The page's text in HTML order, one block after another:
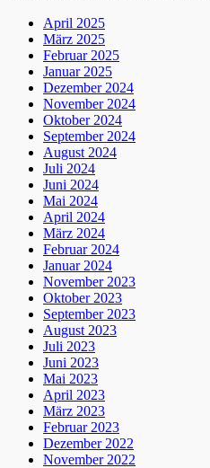
April 2025
März 2025
Februar 2025
Januar 2025
Dezember 2024
November 2024
Oktober 2024
September 2024
August 2024
Juli 2024
Juni 2024
Mai 2024
April 2024
März 2024
Februar 2024
Januar 2024
November 2023
Oktober 2023
September 2023
August 2023
Juli 2023
Juni 2023
Mai 2023
April 2023
März 2023
Februar 2023
Dezember 2022
November 2022